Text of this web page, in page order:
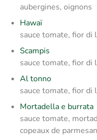
aubergines, oignons
Hawaï
sauce tomate, fior di
Scampis
sauce tomate, fior di
Al tonno
sauce tomate, fior di
Mortadella e burrata
sauce tomate,
copeaux de parmesan